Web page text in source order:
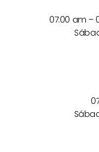
07:00 am –